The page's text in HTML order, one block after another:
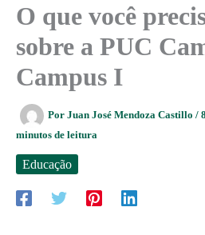
O que você
sobre a PUC
Campus I
Por Juan José Mendoza Castillo /
minutos de leitura
Educação